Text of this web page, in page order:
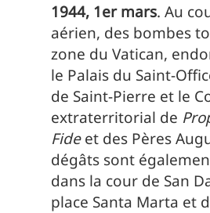
1944, 1er mars. Au
aérien, des bombes
zone du Vatican,
le Palais du Saint-
de Saint-Pierre et le
extraterritorial de
Fideet des Pères
dégâts sont
dans la cour de San
place Santa Marta et